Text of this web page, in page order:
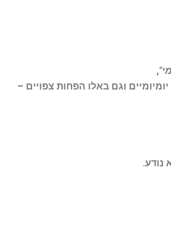
"
,
וגם באלו הפחות צפויים –
נודע.